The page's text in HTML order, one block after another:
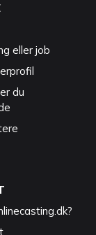
eller job
du